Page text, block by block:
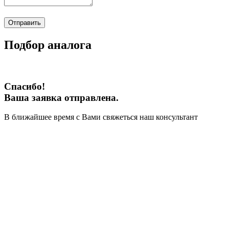
Отправить
Подбор аналога
Спасибо!
Ваша заявка отправлена.
В ближайшее время с Вами свяжеться наш консультант